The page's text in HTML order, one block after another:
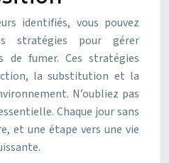
identifiés, vous pouvez
stratégies pour gérer
de fumer. Ces stratégies
la substitution et la
N’oubliez pas
Chaque jour sans
et une étape vers une vie